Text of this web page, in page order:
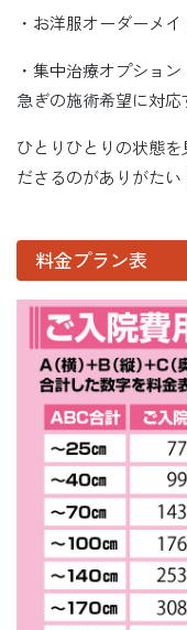
・お洋服オーダーメ
・集中治療オプショ
急ぎの施術希望に対応
ひとりひとりの状態
ださるのがありがたい
料金プラン表